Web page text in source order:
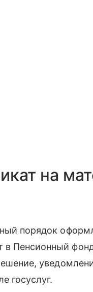
на
порядок
Пенсионный
госуслуг.